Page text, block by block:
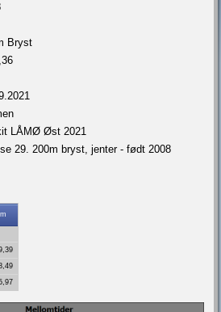
Bryst
LÅMØ Øst 2021
29. 200m bryst, jenter - født 2008